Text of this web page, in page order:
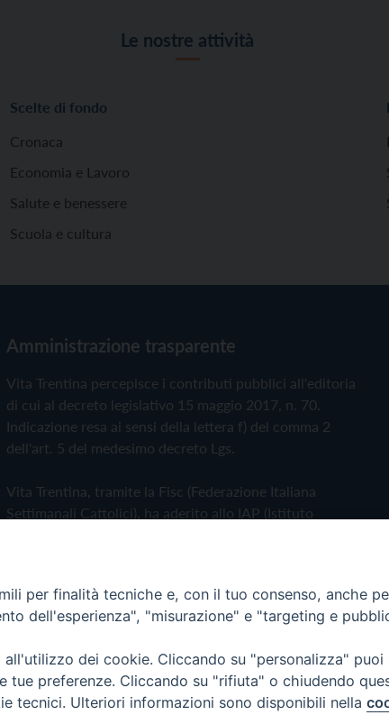
Le nostre attività
Scelte di fondo
Cronaca
Economia e Lavoro
Salute e benessere
Scuola e cultura
Amministrazione trasparente
Vita Trentina percepisce i contributi pubblici all'editoria
di cui al decreto legislativo 15 maggio 2017, n. 70.
Indicazione resa ai sensi della lettera f) del comma 2
dell'art. 5 del medesimo decreto Lgs.
Vita Trentina, tramite la Fisc (Federazione Italiana
Settimanali Cattolici), ha aderito allo IAP (Istituto
Privacy Policy Cookie Policy
Editrice
per finalità tecniche e, con il tuo consenso, anche
dell'esperienza", "misurazione" e "targeting e
dei cookie. Cliccando su "personalizza"
tue preferenze. Cliccando su "rifiuta" o chiudendo
tecnici. Ulteriori informazioni sono disponibili nella